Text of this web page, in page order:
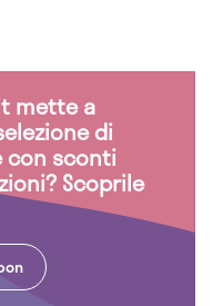
mette a
di
sconti
Scoprile